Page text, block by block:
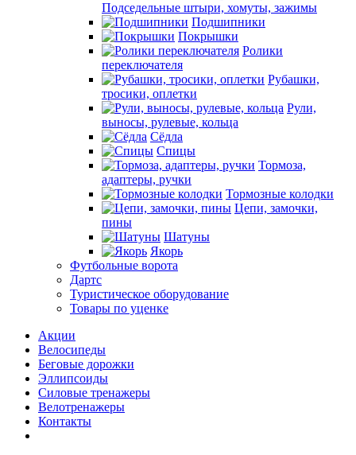
Подседельные штыри, хомуты, зажимы
Подшипники
Покрышки
Ролики
переключателя
Рубашки,
тросики, оплетки
Рули,
выносы, рулевые, кольца
Сёдла
Спицы
Тормоза,
адаптеры, ручки
Тормозные колодки
Цепи, замочки,
пины
Шатуны
Якорь
Футбольные ворота
Дартс
Туристическое оборудование
Товары по уценке
Акции
Велосипеды
Беговые дорожки
Эллипсоиды
Силовые тренажеры
Велотренажеры
Контакты